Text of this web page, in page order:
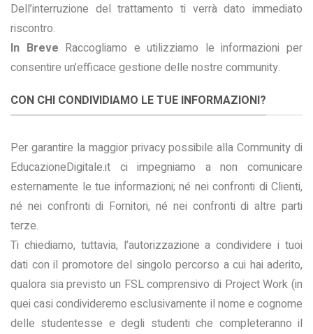
Dell’interruzione del trattamento ti verrà dato immediato
riscontro.
In Breve Raccogliamo e utilizziamo le informazioni per
consentire un’efficace gestione delle nostre community.
CON CHI CONDIVIDIAMO LE TUE INFORMAZIONI?
Per garantire la maggior privacy possibile alla Community di
EducazioneDigitale.it ci impegniamo a non comunicare
esternamente le tue informazioni; né nei confronti di Clienti,
né nei confronti di Fornitori, né nei confronti di altre parti
terze.
Ti chiediamo, tuttavia, l’autorizzazione a condividere i tuoi
dati con il promotore del singolo percorso a cui hai aderito,
qualora sia previsto un FSL comprensivo di Project Work (in
quei casi condivideremo esclusivamente il nome e cognome
delle studentesse e degli studenti che completeranno il